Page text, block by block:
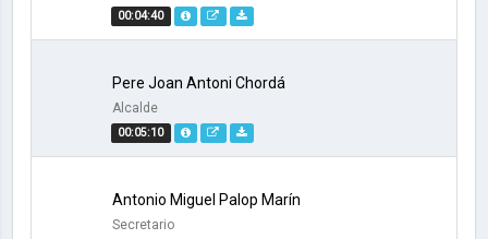
00:04:40
00:05:10
Pere Joan Antoni Chordá
Alcalde
Antonio Miguel Palop Marín
Secretario